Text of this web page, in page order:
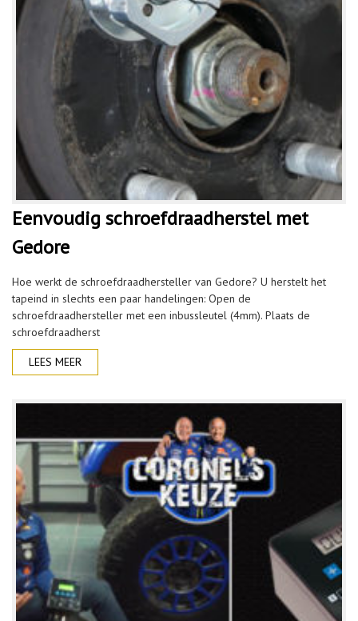
Eenvoudig schroefdraadherstel met
Gedore
Hoe werkt de schroefdraadhersteller van Gedore? U herstelt het
tapeind in slechts een paar handelingen: Open de
schroefdraadhersteller met een inbussleutel (4mm). Plaats de
schroefdraadherst
LEES MEER